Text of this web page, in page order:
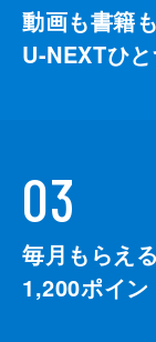
動画も書籍も
U-NEXTひと
03
毎月もらえる
1,200ポイン